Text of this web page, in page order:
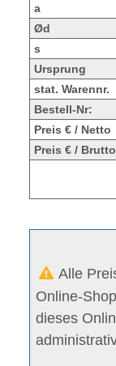
a
Ød
s
Ursprung
stat. Warennr.
Bestell-Nr:
Preis € / Netto
Preis € /
Alle
Online-
dieses